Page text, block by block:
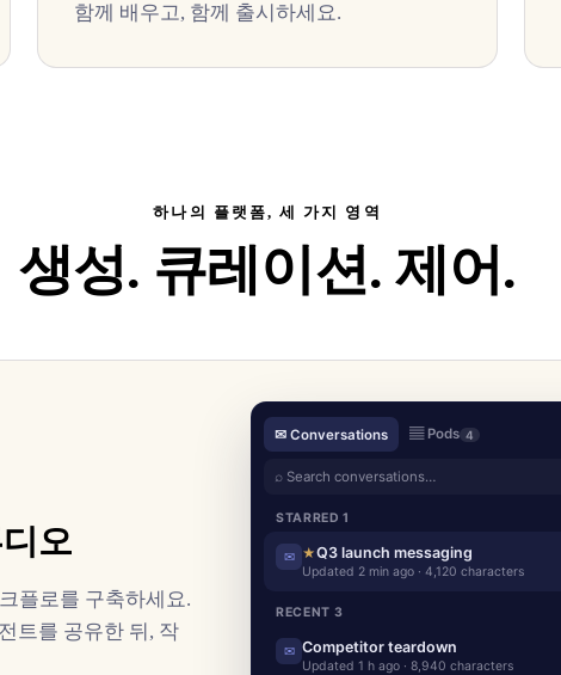
함께 배우고, 함께 출시하세요.
하나의 플랫폼, 세 가지 영역
생성. 큐레이션. 제어.
오
플로를 구축하세요.
트를 공유한 뒤, 작
✉ Conversations ▤ Pods 4
⌕ Search conversations…
STARRED 1
✉ ★Q3 launch messaging
Updated 2 min ago · 4,120 characters
RECENT 3
✉ Competitor teardown
Updated 1 h ago · 8,940 characters